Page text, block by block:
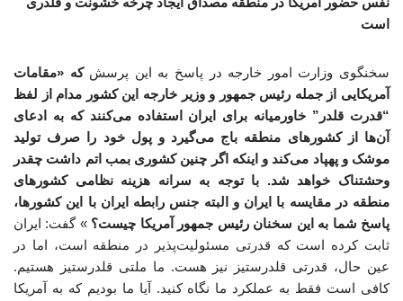
است
سخنگوی وزارت امور خارجه در پاسخ به این پرسش که «مقامات
آمریکایی از جمله رئیس جمهور و وزیر خارجه این کشور مدام از لفظ
“قدرت قلدر” خاورمیانه برای ایران استفاده می‌کنند که به ادعای
آن‌ها از کشورهای منطقه باج می‌گیرد و پول خود را صرف تولید
موشک و پهپاد می‌کند و اینکه اگر چنین کشوری بمب اتم داشت چقدر
وحشتناک خواهد شد. با توجه به سرانه هزینه نظامی کشورهای
منطقه در مقایسه با ایران و البته جنس رابطه ایران با این کشورها،
پاسخ شما به این سخنان رئیس جمهور آمریکا چیست؟» گفت: ایران
ثابت کرده است که قدرتی مسئولیت‌پذیر در منطقه است، اما در
عین حال، قدرتی قلدرستیز نیز هست. ما ملتی قلدرستیز هستیم.
کافی است فقط به عملکرد ما نگاه کنید. آیا ما بودیم که به آمریکا